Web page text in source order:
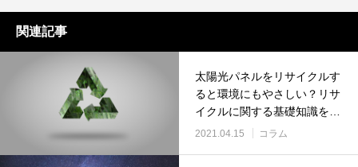
関連記事
太陽光パネルをリサイクルす
ると環境にもやさしい？リサ
イクルに関する基礎知識を知
ろう
2021.04.15 コラム